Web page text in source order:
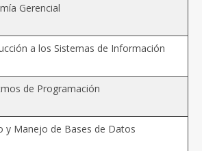
Gerencial
a los Sistemas de Información
de Programación
y Manejo de Bases de Datos